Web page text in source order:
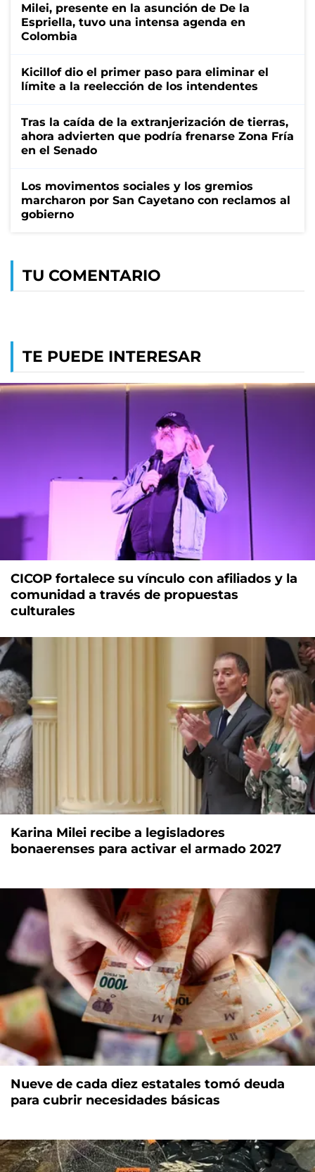
Milei, presente en la asunción de De la
Espriella, tuvo una intensa agenda en
Colombia
Kicillof dio el primer paso para eliminar el
límite a la reelección de los intendentes
Tras la caída de la extranjerización de tierras,
ahora advierten que podría frenarse Zona Fría
en el Senado
Los movimentos sociales y los gremios
marcharon por San Cayetano con reclamos al
gobierno
TU COMENTARIO
TE PUEDE INTERESAR
CICOP fortalece su vínculo con afiliados y la
comunidad a través de propuestas
culturales
Karina Milei recibe a legisladores
bonaerenses para activar el armado 2027
Nueve de cada diez estatales tomó deuda
para cubrir necesidades básicas